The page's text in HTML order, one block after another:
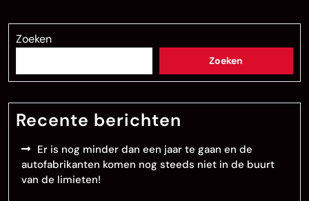
Zoeken
Zoeken
Recente berichten
Er is nog minder dan een jaar te gaan en de
autofabrikanten komen nog steeds niet in de buurt
van de limieten!